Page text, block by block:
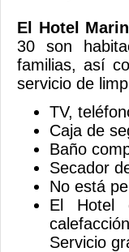
El Hotel
30 son
familias, así
servicio de
TV,
Caja de
Baño
Secador
No está
El Hotel
Servicio